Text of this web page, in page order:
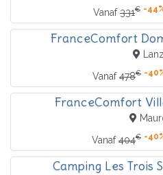
Vanaf331€ -
FranceComfort
Vanaf478€ -
FranceComfort
Vanaf404€ -
Camping Les Trois